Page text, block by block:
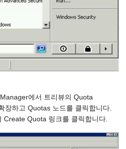
에서 트리뷰의 Quota
장하고 Quotas 노드를 클릭합니다.
Create Quota 링크를 클릭합니다.